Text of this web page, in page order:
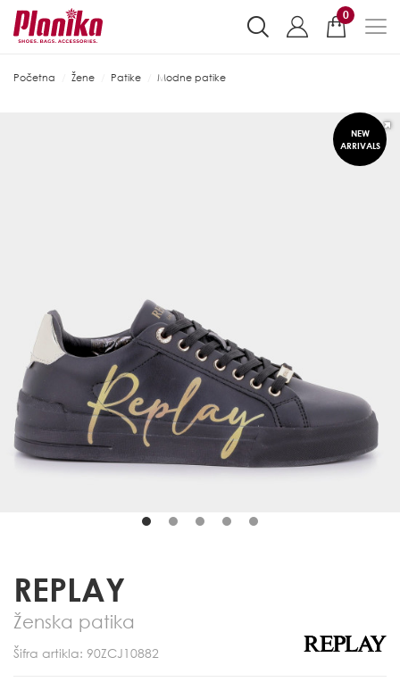
0
Početna Žene Patike Modne patike
NEW
ARRIVALS
REPLAY
Ženska patika
Šifra artikla: 90ZCJ10882